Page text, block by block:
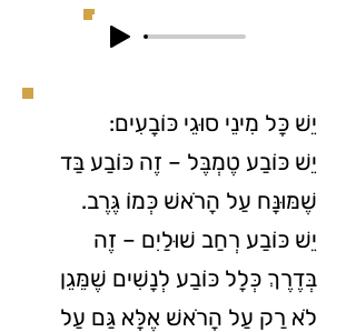
יֵשׁ כָּל מִינֵי סוּגֵי כּוֹבָעִים:
יֵשׁ כּוֹבַע טֶמְבֶּל – זֶה כּוֹבַע בַּד
שֶׁמּוּנָּח עַל הָרֹאשׁ כְּמוֹ גֶּרֶב.
יֵשׁ כּוֹבַע רְחַב שׁוּלַיִם – זֶה
בְּדֶרֶךְ כְּלָל כּוֹבַע לְנָשִׁים שֶׁמֵּגֵן
לֹא רַק עַל הָרֹאשׁ אֶלָּא גַּם עַל